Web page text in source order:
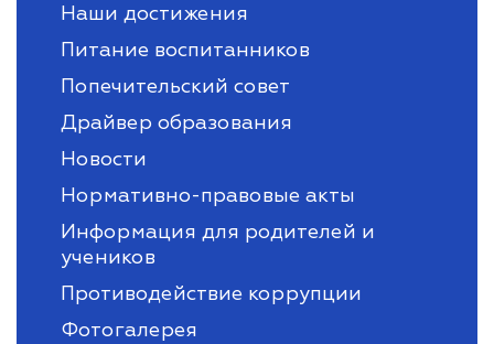
Наши достижения
Питание воспитанников
Попечительский совет
Драйвер образования
Новости
Нормативно-правовые акты
Информация для родителей и
учеников
Противодействие коррупции
Фотогалерея